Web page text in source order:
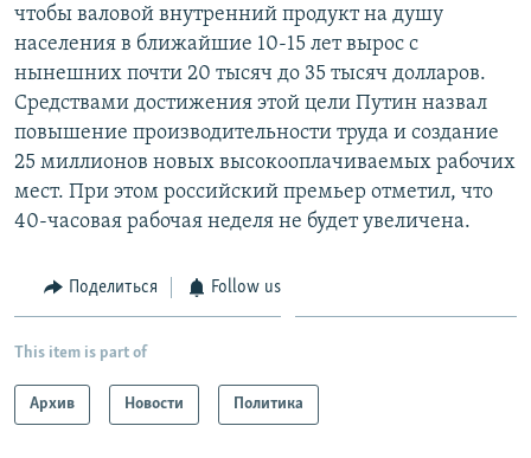
English
Русский
Все сайты Радио Азатутюн
чтобы валовой внутренний продукт на душу
населения в ближайшие 10-15 лет вырос с
нынешних почти 20 тысяч до 35 тысяч долларов.
Средствами достижения этой цели Путин назвал
повышение производительности труда и создание
25 миллионов новых высокооплачиваемых рабочих
мест. При этом российский премьер отметил, что
40-часовая рабочая неделя не будет увеличена.
Поделиться Follow us
This item is part of
Архив Новости Политика